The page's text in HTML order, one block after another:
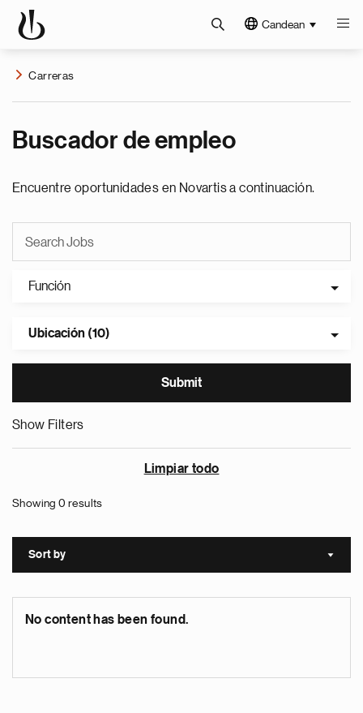
Candean
Carreras
Buscador de empleo
Encuentre oportunidades en Novartis a continuación.
Función
Ubicación (10)
Show Filters
Limpiar todo
Showing 0 results
Sort by Sort
No content has been found.